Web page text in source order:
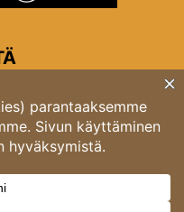
Helsinki
03 4246 5318